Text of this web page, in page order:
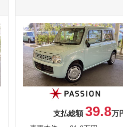
支払総額39.8万